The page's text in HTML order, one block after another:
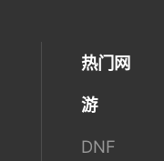
热门网
游
DNF